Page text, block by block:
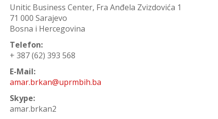
Unitic Business Center, Fra Anđela Zvizdovića 1
71 000 Sarajevo
Bosna i Hercegovina
Telefon:
+ 387 (62) 393 568
E-Mail:
amar.brkan@uprmbih.ba
Skype:
amar.brkan2